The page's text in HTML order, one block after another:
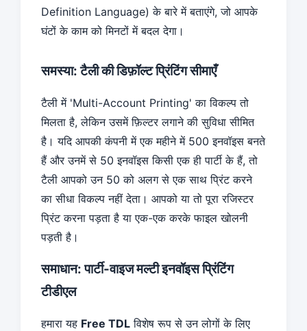
Definition Language) के बारे में बताएंगे, जो आपके
घंटों के काम को मिनटों में बदल देगा।
समस्या: टैली की डिफ़ॉल्ट प्रिंटिंग सीमाएँ
टैली में 'Multi-Account Printing' का विकल्प तो
मिलता है, लेकिन उसमें फ़िल्टर लगाने की सुविधा सीमित
है। यदि आपकी कंपनी में एक महीने में 500 इनवॉइस बनते
हैं और उनमें से 50 इनवॉइस किसी एक ही पार्टी के हैं, तो
टैली आपको उन 50 को अलग से एक साथ प्रिंट करने
का सीधा विकल्प नहीं देता। आपको या तो पूरा रजिस्टर
प्रिंट करना पड़ता है या एक-एक करके फाइल खोलनी
पड़ती है।
समाधान: पार्टी-वाइज मल्टी इनवॉइस प्रिंटिंग
टीडीएल
हमारा यह Free TDL विशेष रूप से उन लोगों के लिए